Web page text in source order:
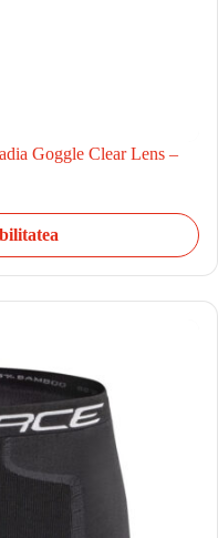
Goggle Clear Lens –